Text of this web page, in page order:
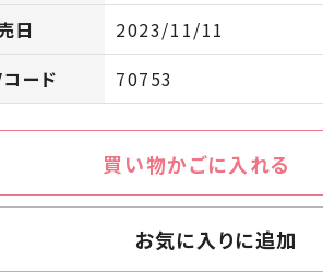
日
2023/11/11
ード
70753
買い物かごに入れる
お気に入りに追加